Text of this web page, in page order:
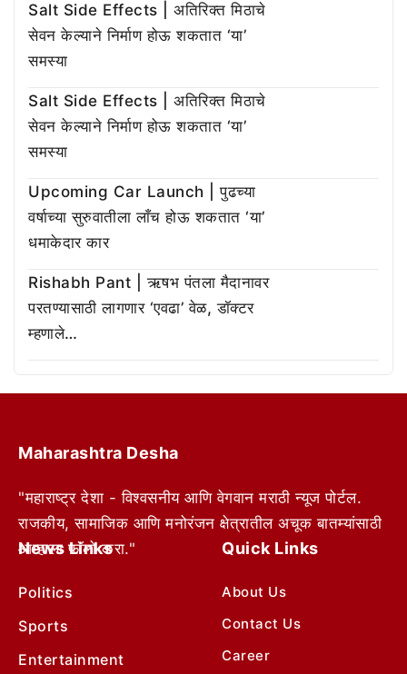
Salt Side Effects | अतिरिक्त मिठाचे
सेवन केल्याने निर्माण होऊ शकतात ‘या’
समस्या
Salt Side Effects | अतिरिक्त मिठाचे
सेवन केल्याने निर्माण होऊ शकतात ‘या’
समस्या
Upcoming Car Launch | पुढच्या
वर्षाच्या सुरुवातीला लाँच होऊ शकतात ‘या’
धमाकेदार कार
Rishabh Pant | ऋषभ पंतला मैदानावर
परतण्यासाठी लागणार ‘एवढा’ वेळ, डॉक्टर
म्हणाले…
Maharashtra Desha
"महाराष्ट्र देशा - विश्वसनीय आणि वेगवान मराठी न्यूज पोर्टल.
राजकीय, सामाजिक आणि मनोरंजन क्षेत्रातील अचूक बातम्यांसाठी
आम्हाला फॉलो करा."
News Links
Politics
Sports
Entertainment
Quick Links
About Us
Contact Us
Career